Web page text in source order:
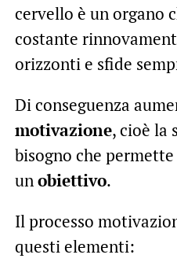
cervello è un organo
costante
orizzonti e sfide
Di conseguenza
motivazione, cioè la
bisogno che
un obiettivo.
Il processo
questi elementi: